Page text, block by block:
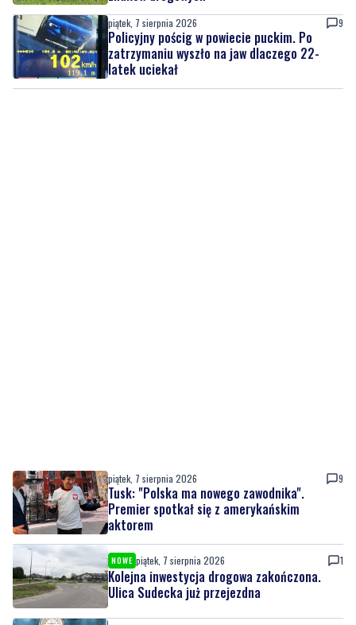
piątek, 7 sierpnia 2026 9
Policyjny pościg w powiecie puckim. Po
zatrzymaniu wyszło na jaw dlaczego 22-
latek uciekał
piątek, 7 sierpnia 2026 9
Tusk: "Polska ma nowego zawodnika".
Premier spotkał się z amerykańskim
aktorem
NOWE piątek, 7 sierpnia 2026 1
Kolejna inwestycja drogowa zakończona.
Ulica Sudecka już przejezdna